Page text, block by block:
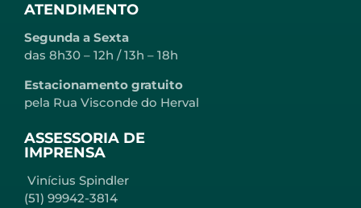
ATENDIMENTO
Segunda a Sexta
das 8h30 – 12h / 13h – 18h
Estacionamento gratuito
pela Rua Visconde do Herval
ASSESSORIA DE
IMPRENSA
Vinícius Spindler
(51) 99942-3814